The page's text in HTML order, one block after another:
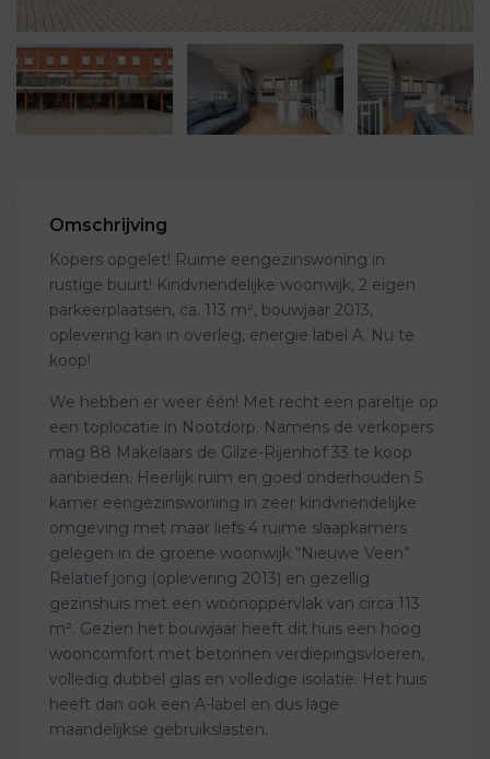
Omschrijving
Kopers opgelet! Ruime eengezinswoning in
rustige buurt! Kindvriendelijke woonwijk, 2 eigen
parkeerplaatsen, ca. 113 m², bouwjaar 2013,
oplevering kan in overleg, energie label A. Nu te
koop!
We hebben er weer één! Met recht een pareltje op
een toplocatie in Nootdorp. Namens de verkopers
mag 88 Makelaars de Gilze-Rijenhof 33 te koop
aanbieden. Heerlijk ruim en goed onderhouden 5
kamer eengezinswoning in zeer kindvriendelijke
omgeving met maar liefs 4 ruime slaapkamers
gelegen in de groene woonwijk “Nieuwe Veen”
Relatief jong (oplevering 2013) en gezellig
gezinshuis met een woonoppervlak van circa 113
m². Gezien het bouwjaar heeft dit huis een hoog
wooncomfort met betonnen verdiepingsvloeren,
volledig dubbel glas en volledige isolatie. Het huis
heeft dan ook een A-label en dus lage
maandelijkse gebruikslasten.